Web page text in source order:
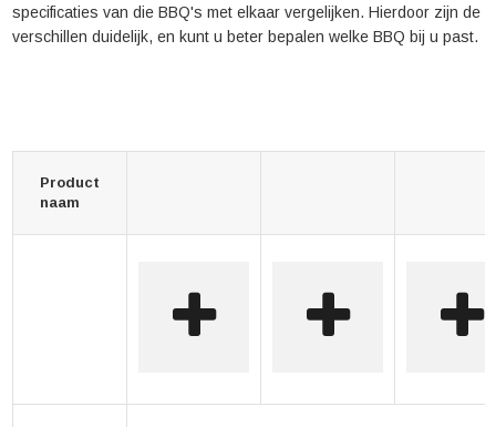
specificaties van die BBQ's met elkaar vergelijken. Hierdoor zijn de
verschillen duidelijk, en kunt u beter bepalen welke BBQ bij u past.
Product
naam